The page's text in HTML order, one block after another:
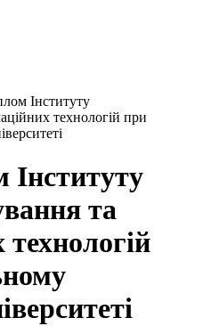
Інституту
технологій при
та